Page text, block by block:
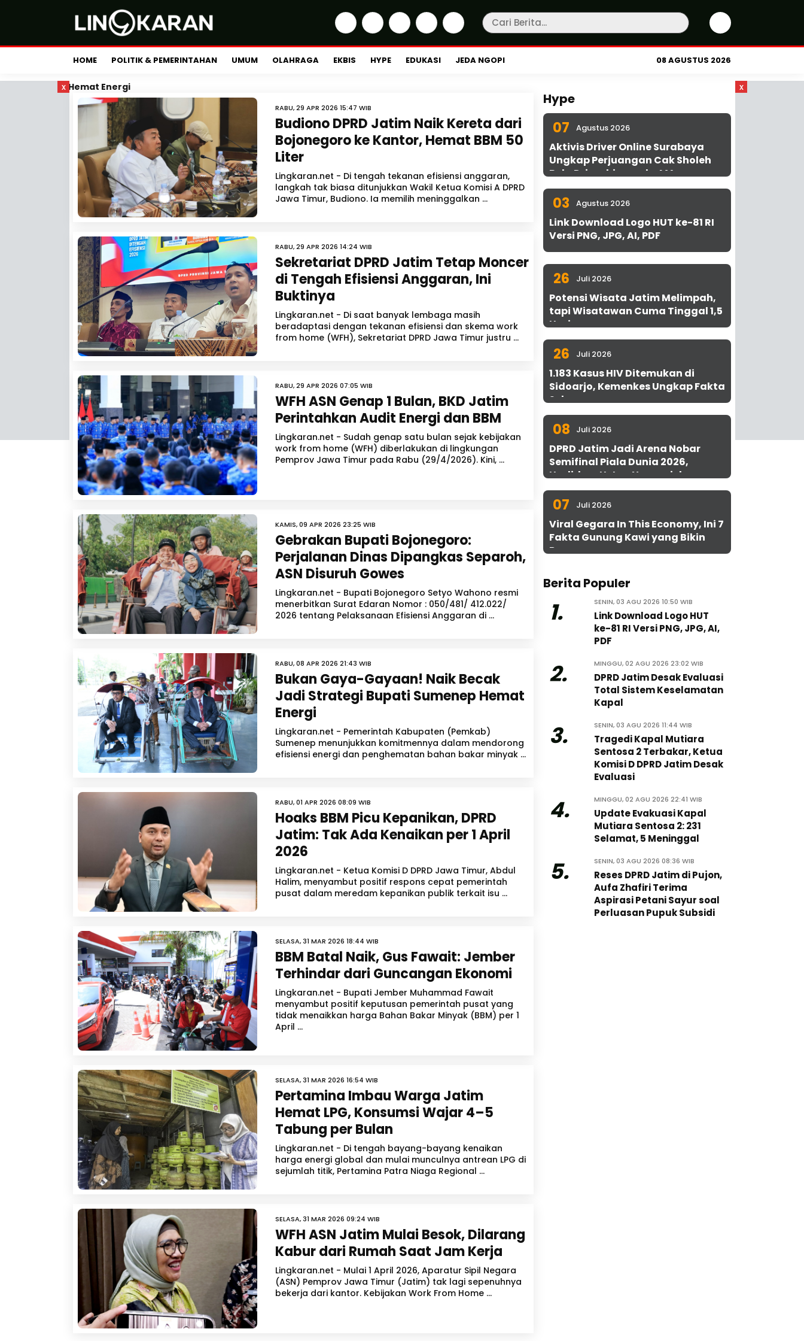
HOME POLITIK & PEMERINTAHAN UMUM OLAHRAGA EKBIS HYPE EDUKASI JEDA NGOPI 08 AGUSTUS 2026
x x
Hemat Energi
RABU, 29 APR 2026 15:47 WIB
Budiono DPRD Jatim Naik Kereta dari
Bojonegoro ke Kantor, Hemat BBM 50
Liter
Lingkaran.net - Di tengah tekanan efisiensi anggaran,
langkah tak biasa ditunjukkan Wakil Ketua Komisi A DPRD
Jawa Timur, Budiono. Ia memilih meninggalkan ...
RABU, 29 APR 2026 14:24 WIB
Sekretariat DPRD Jatim Tetap Moncer
di Tengah Efisiensi Anggaran, Ini
Buktinya
Lingkaran.net - Di saat banyak lembaga masih
beradaptasi dengan tekanan efisiensi dan skema work
from home (WFH), Sekretariat DPRD Jawa Timur justru ...
RABU, 29 APR 2026 07:05 WIB
WFH ASN Genap 1 Bulan, BKD Jatim
Perintahkan Audit Energi dan BBM
Lingkaran.net - Sudah genap satu bulan sejak kebijakan
work from home (WFH) diberlakukan di lingkungan
Pemprov Jawa Timur pada Rabu (29/4/2026). Kini, ...
KAMIS, 09 APR 2026 23:25 WIB
Gebrakan Bupati Bojonegoro:
Perjalanan Dinas Dipangkas Separoh,
ASN Disuruh Gowes
Lingkaran.net - Bupati Bojonegoro Setyo Wahono resmi
menerbitkan Surat Edaran Nomor : 050/481/ 412.022/
2026 tentang Pelaksanaan Efisiensi Anggaran di ...
RABU, 08 APR 2026 21:43 WIB
Bukan Gaya-Gayaan! Naik Becak
Jadi Strategi Bupati Sumenep Hemat
Energi
Lingkaran.net - Pemerintah Kabupaten (Pemkab)
Sumenep menunjukkan komitmennya dalam mendorong
efisiensi energi dan penghematan bahan bakar minyak ...
RABU, 01 APR 2026 08:09 WIB
Hoaks BBM Picu Kepanikan, DPRD
Jatim: Tak Ada Kenaikan per 1 April
2026
Lingkaran.net - Ketua Komisi D DPRD Jawa Timur, Abdul
Halim, menyambut positif respons cepat pemerintah
pusat dalam meredam kepanikan publik terkait isu ...
SELASA, 31 MAR 2026 18:44 WIB
BBM Batal Naik, Gus Fawait: Jember
Terhindar dari Guncangan Ekonomi
Lingkaran.net - Bupati Jember Muhammad Fawait
menyambut positif keputusan pemerintah pusat yang
tidak menaikkan harga Bahan Bakar Minyak (BBM) per 1
April ...
SELASA, 31 MAR 2026 16:54 WIB
Pertamina Imbau Warga Jatim
Hemat LPG, Konsumsi Wajar 4–5
Tabung per Bulan
Lingkaran.net - Di tengah bayang-bayang kenaikan
harga energi global dan mulai munculnya antrean LPG di
sejumlah titik, Pertamina Patra Niaga Regional ...
SELASA, 31 MAR 2026 09:24 WIB
WFH ASN Jatim Mulai Besok, Dilarang
Kabur dari Rumah Saat Jam Kerja
Lingkaran.net - Mulai 1 April 2026, Aparatur Sipil Negara
(ASN) Pemprov Jawa Timur (Jatim) tak lagi sepenuhnya
bekerja dari kantor. Kebijakan Work From Home ...
Hype
07 Agustus 2026
Aktivis Driver Online Surabaya
Ungkap Perjuangan Cak Sholeh
Bela Driver hingga ke MA
03 Agustus 2026
Link Download Logo HUT ke-81 RI
Versi PNG, JPG, AI, PDF
26 Juli 2026
Potensi Wisata Jatim Melimpah,
tapi Wisatawan Cuma Tinggal 1,5
Hari
26 Juli 2026
1.183 Kasus HIV Ditemukan di
Sidoarjo, Kemenkes Ungkap Fakta
Sebenarnya
08 Juli 2026
DPRD Jatim Jadi Arena Nobar
Semifinal Piala Dunia 2026,
Hadirkan Uston Nawawi dan
UMKM Gratis untuk 1.000 Warga
07 Juli 2026
Viral Gegara In This Economy, Ini 7
Fakta Gunung Kawi yang Bikin
Penasaran
Berita Populer
1. SENIN, 03 AGU 2026 10:50 WIB
Link Download Logo HUT
ke-81 RI Versi PNG, JPG, AI,
PDF
2. MINGGU, 02 AGU 2026 23:02 WIB
DPRD Jatim Desak Evaluasi
Total Sistem Keselamatan
Kapal
3. SENIN, 03 AGU 2026 11:44 WIB
Tragedi Kapal Mutiara
Sentosa 2 Terbakar, Ketua
Komisi D DPRD Jatim Desak
Evaluasi
4. MINGGU, 02 AGU 2026 22:41 WIB
Update Evakuasi Kapal
Mutiara Sentosa 2: 231
Selamat, 5 Meninggal
5. SENIN, 03 AGU 2026 08:36 WIB
Reses DPRD Jatim di Pujon,
Aufa Zhafiri Terima
Aspirasi Petani Sayur soal
Perluasan Pupuk Subsidi